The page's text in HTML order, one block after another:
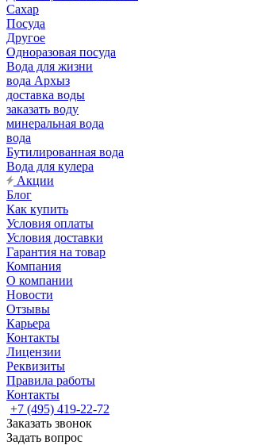
Сахар
Посуда
Другое
Одноразовая посуда
Вода для жизни
вода Архыз
доставка воды
заказать воду
минеральная вода
вода
Бутилированная вода
Вода для кулера
Акции
Блог
Как купить
Условия оплаты
Условия доставки
Гарантия на товар
Компания
О компании
Новости
Отзывы
Карьера
Контакты
Лицензии
Реквизиты
Правила работы
Контакты
+7 (495) 419-22-72
Заказать звонок
Задать вопрос